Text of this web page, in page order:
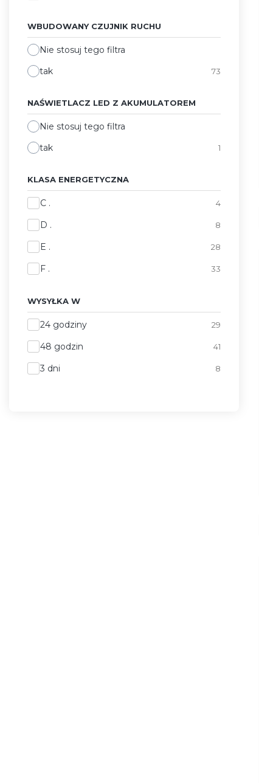
WBUDOWANY CZUJNIK RUCHU
Nie stosuj tego filtra
tak
73
NAŚWIETLACZ LED Z AKUMULATOREM
Nie stosuj tego filtra
tak
1
KLASA ENERGETYCZNA
Klasa energetyczna
C . 4
D . 8
E . 28
F . 33
WYSYŁKA W
Wysyłka w
24 godziny 29
48 godzin 41
3 dni 8